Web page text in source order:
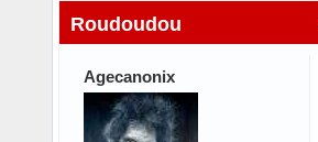
Roudoudou
Agecanonix